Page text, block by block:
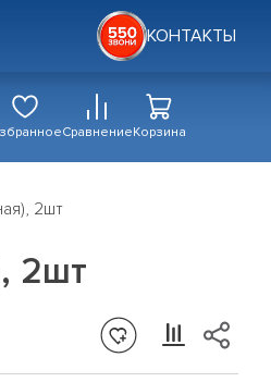
КОНТАКТЫ
СравнениеКорзина
2шт
2шт